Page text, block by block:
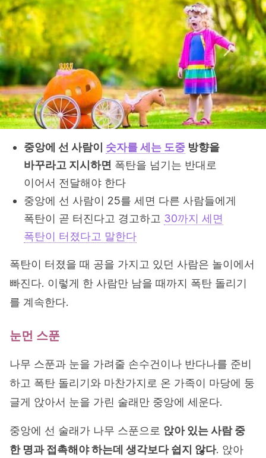
중앙에 선 사람이 숫자를 세는 도중 방향을
바꾸라고 지시하면 폭탄을 넘기는 반대로
이어서 전달해야 한다
중앙에 선 사람이 25를 세면 다른 사람들에게
폭탄이 곧 터진다고 경고하고 30까지 세면
폭탄이 터졌다고 말한다
폭탄이 터졌을 때 공을 가지고 있던 사람은 놀이에서
빠진다. 이렇게 한 사람만 남을 때까지 폭탄 돌리기
를 계속한다.
눈먼 스푼
나무 스푼과 눈을 가려줄 손수건이나 반다나를 준비
하고 폭탄 돌리기와 마찬가지로 온 가족이 마당에 둥
글게 앉아서 눈을 가린 술래만 중앙에 세운다.
중앙에 선 술래가 나무 스푼으로 앉아 있는 사람 중
한 명과 접촉해야 하는데 생각보다 쉽지 않다. 앉아